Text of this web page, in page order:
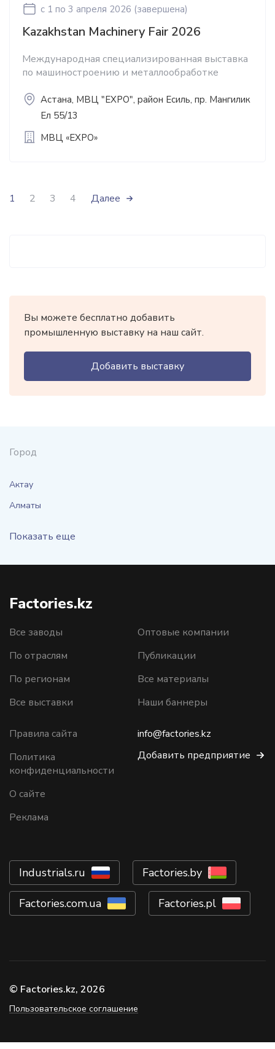
c 1 по 3 апреля 2026 (завершена)
Kazakhstan Machinery Fair 2026
Международная специализированная выставка
по машиностроению и металлообработке
Астана, МВЦ "EXPO", район Есиль, пр. Мангилик
Ел 55/13
МВЦ «EXPO»
1 2 3 4 Далее
Вы можете бесплатно добавить
промышленную выставку на наш сайт.
Добавить выставку
Город
Актау
Алматы
Показать еще
Factories.kz
Все заводы
По отраслям
По регионам
Все выставки
Оптовые компании
Публикации
Все материалы
Наши баннеры
Правила сайта
Политика
конфиденциальности
О сайте
Реклама
info@factories.kz
Добавить предприятие
Industrials.ru Factories.by
Factories.com.ua Factories.pl
© Factories.kz, 2026
Пользовательское соглашение